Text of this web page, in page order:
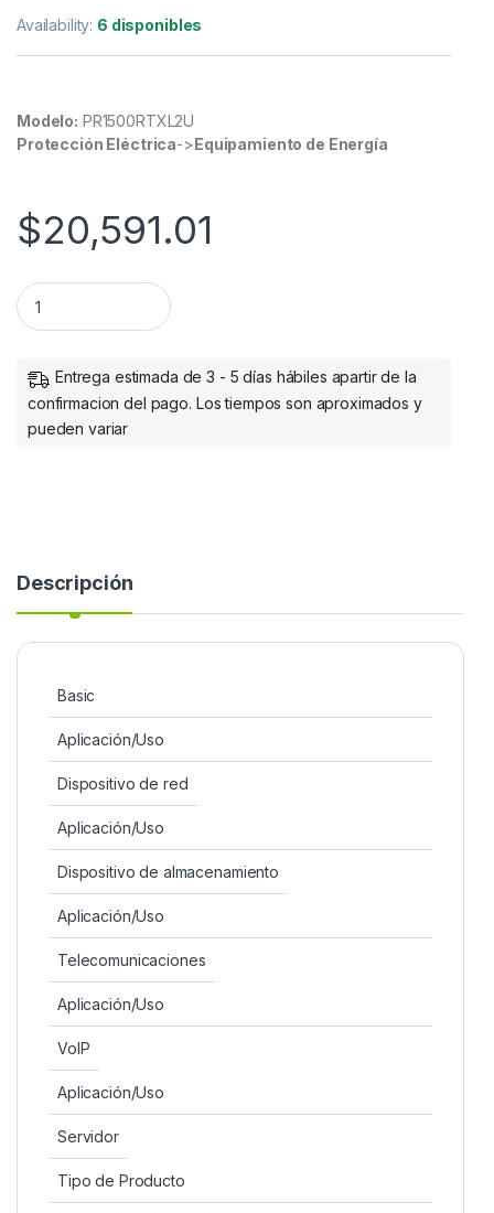
Availability: 6 disponibles
Modelo: PR1500RTXL2U
Protección Eléctrica-> Equipamiento de Energía
$20,591.01
UPS CYBERPOWER 1500VA / 1500W SALIDA DE ONDA
Entrega estimada de 3 - 5 días hábiles apartir de la
confirmacion del pago. Los tiempos son aproximados y
pueden variar
Descripción
Basic
Aplicación/Uso
Dispositivo de red
Aplicación/Uso
Dispositivo de almacenamiento
Aplicación/Uso
Telecomunicaciones
Aplicación/Uso
VoIP
Aplicación/Uso
Servidor
Tipo de Producto